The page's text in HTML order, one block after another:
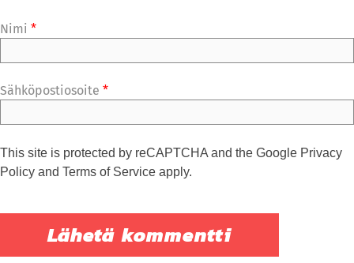
Nimi *
Sähköpostiosoite *
This site is protected by reCAPTCHA and the Google Privacy
Policy and Terms of Service apply.